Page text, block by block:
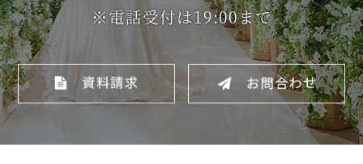
※電話受付は19:00まで